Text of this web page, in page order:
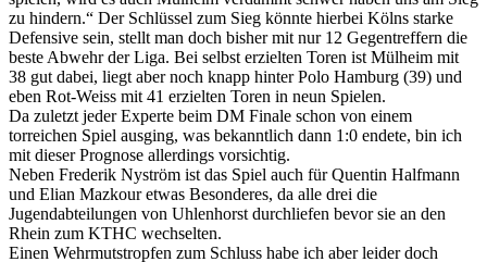
zu hindern.“ Der Schlüssel zum Sieg könnte hierbei Kölns starke
Defensive sein, stellt man doch bisher mit nur 12 Gegentreffern die
beste Abwehr der Liga. Bei selbst erzielten Toren ist Mülheim mit
38 gut dabei, liegt aber noch knapp hinter Polo Hamburg (39) und
eben Rot-Weiss mit 41 erzielten Toren in neun Spielen.
Da zuletzt jeder Experte beim DM Finale schon von einem
torreichen Spiel ausging, was bekanntlich dann 1:0 endete, bin ich
mit dieser Prognose allerdings vorsichtig.
Neben Frederik Nyström ist das Spiel auch für Quentin Halfmann
und Elian Mazkour etwas Besonderes, da alle drei die
Jugendabteilungen von Uhlenhorst durchliefen bevor sie an den
Rhein zum KTHC wechselten.
Einen Wehrmutstropfen zum Schluss habe ich aber leider doch